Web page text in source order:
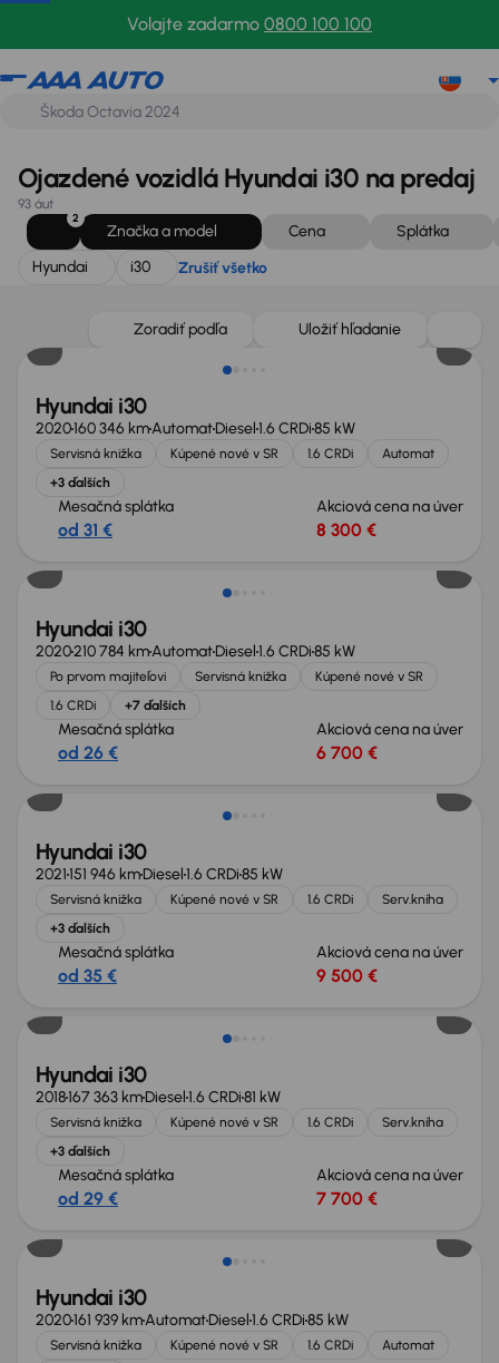
Volajte zadarmo 0800 100 100
Hyundai
Ojazdené vozidlá Hyundai i30 na predaj
93 áut
2
Značka a model Cena
Splátka
Hyundai
i30 Zrušiť všetko
Zoradiť podľa Uložiť hľadanie
Nové v ponuke
Hyundai i30
2020160 346 kmAutomatDiesel1.6 CRDi85 kW
Servisná knižka Kúpené nové v SR 1.6 CRDi
Automat
+3 ďalších
Mesačná splátka
od 31 €
Akciová cena na úver
8 300 €
Zlacnené o 500 €
Hyundai i30
2020210 784 kmAutomatDiesel1.6 CRDi85 kW
Po prvom majiteľovi Servisná knižka
Kúpené nové v SR
1.6 CRDi
+7 ďalších
Mesačná splátka
od 26 €
Akciová cena na úver
6 700 €
Zlacnené o 500 €
Hyundai i30
2021151 946 kmDiesel1.6 CRDi85 kW
Servisná knižka Kúpené nové v SR 1.6 CRDi
Serv.kniha
+3 ďalších
Mesačná splátka
od 35 €
Akciová cena na úver
9 500 €
Hyundai i30
2018167 363 kmDiesel1.6 CRDi81 kW
Servisná knižka Kúpené nové v SR 1.6 CRDi
Serv.kniha
+3 ďalších
Mesačná splátka
od 29 €
Akciová cena na úver
7 700 €
Hyundai i30
2020161 939 kmAutomatDiesel1.6 CRDi85 kW
Servisná knižka Kúpené nové v SR 1.6 CRDi
Automat